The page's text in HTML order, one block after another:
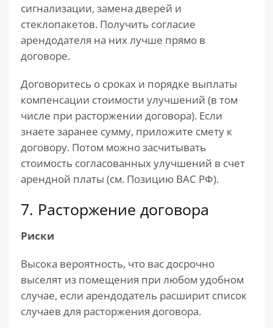
сигнализации, замена дверей и
стеклопакетов. Получить согласие
арендодателя на них лучше прямо в
договоре.
Договоритесь о сроках и порядке выплаты
компенсации стоимости улучшений (в том
числе при расторжении договора). Если
знаете заранее сумму, приложите смету к
договору. Потом можно засчитывать
стоимость согласованных улучшений в счет
арендной платы (см. Позицию ВАС РФ).
7. Расторжение договора
Риски
Высока вероятность, что вас досрочно
выселят из помещения при любом удобном
случае, если арендодатель расширит список
случаев для расторжения договора.